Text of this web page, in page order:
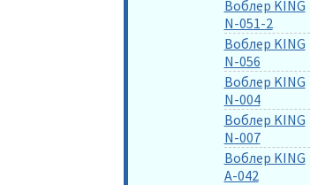
Воблер KING
N-051-2
Воблер KING
N-056
Воблер KING
N-004
Воблер KING
N-007
Воблер KING
A-042